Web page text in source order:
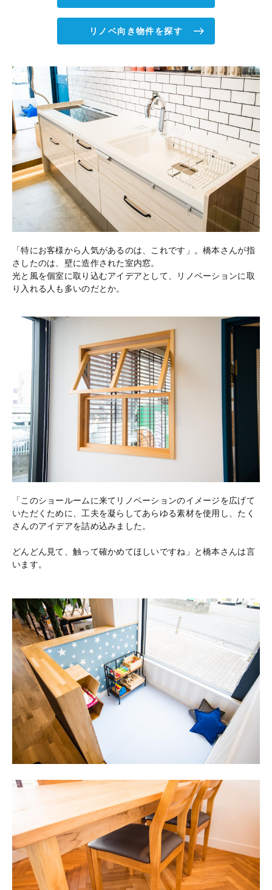
リノベ向き物件を探す
「特にお客様から人気があるのは、これです」。橋本さんが指
さしたのは、壁に造作された室内窓。
光と風を個室に取り込むアイデアとして、リノベーションに取
り入れる人も多いのだとか。
「このショールームに来てリノベーションのイメージを広げて
いただくために、工夫を凝らしてあらゆる素材を使用し、たく
さんのアイデアを詰め込みました。
どんどん見て、触って確かめてほしいですね」と橋本さんは言
います。